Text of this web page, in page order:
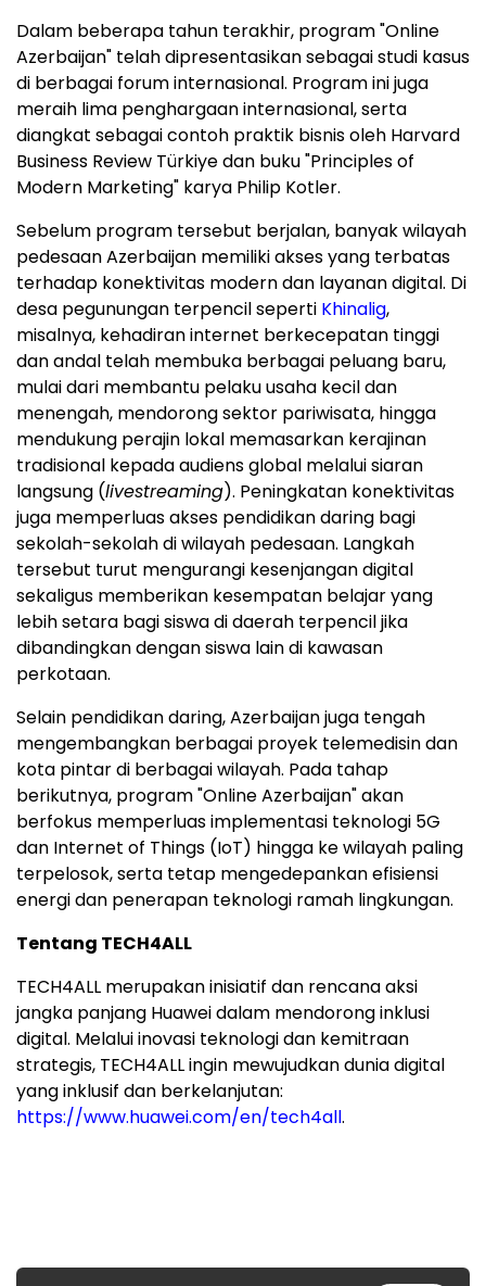
Dalam beberapa tahun terakhir, program "Online
Azerbaijan" telah dipresentasikan sebagai studi kasus
di berbagai forum internasional. Program ini juga
meraih lima penghargaan internasional, serta
diangkat sebagai contoh praktik bisnis oleh Harvard
Business Review Türkiye dan buku "Principles of
Modern Marketing" karya Philip Kotler.
Sebelum program tersebut berjalan, banyak wilayah
pedesaan Azerbaijan memiliki akses yang terbatas
terhadap konektivitas modern dan layanan digital. Di
desa pegunungan terpencil seperti Khinalig,
misalnya, kehadiran internet berkecepatan tinggi
dan andal telah membuka berbagai peluang baru,
mulai dari membantu pelaku usaha kecil dan
menengah, mendorong sektor pariwisata, hingga
mendukung perajin lokal memasarkan kerajinan
tradisional kepada audiens global melalui siaran
langsung (livestreaming). Peningkatan konektivitas
juga memperluas akses pendidikan daring bagi
sekolah-sekolah di wilayah pedesaan. Langkah
tersebut turut mengurangi kesenjangan digital
sekaligus memberikan kesempatan belajar yang
lebih setara bagi siswa di daerah terpencil jika
dibandingkan dengan siswa lain di kawasan
perkotaan.
Selain pendidikan daring, Azerbaijan juga tengah
mengembangkan berbagai proyek telemedisin dan
kota pintar di berbagai wilayah. Pada tahap
berikutnya, program "Online Azerbaijan" akan
berfokus memperluas implementasi teknologi 5G
dan Internet of Things (IoT) hingga ke wilayah paling
terpelosok, serta tetap mengedepankan efisiensi
energi dan penerapan teknologi ramah lingkungan.
Tentang TECH4ALL
TECH4ALL merupakan inisiatif dan rencana aksi
jangka panjang Huawei dalam mendorong inklusi
digital. Melalui inovasi teknologi dan kemitraan
strategis, TECH4ALL ingin mewujudkan dunia digital
yang inklusif dan berkelanjutan:
https://www.huawei.com/en/tech4all.